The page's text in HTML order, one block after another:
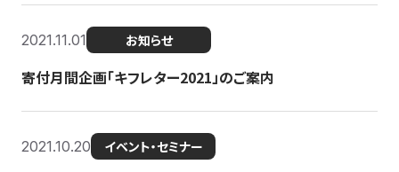
2021.11.01 お知らせ
寄付月間企画「キフレター2021」のご案内
2021.10.20 イベント・セミナー